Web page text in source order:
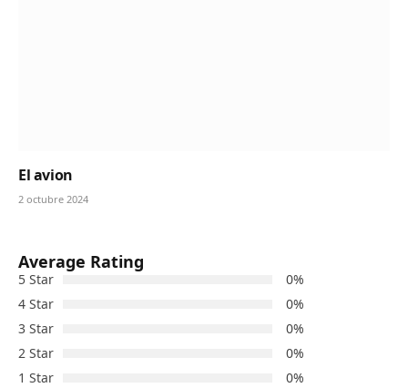
El avion
2 octubre 2024
Average Rating
5 Star
0%
4 Star
0%
3 Star
0%
2 Star
0%
1 Star
0%